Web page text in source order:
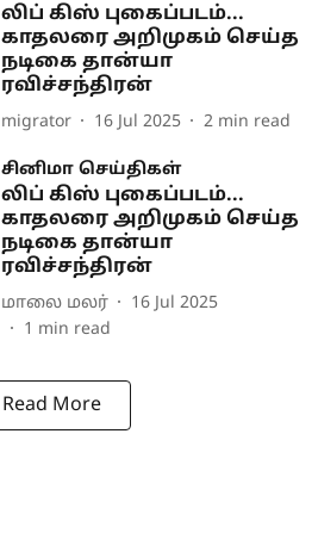
லிப் கிஸ் புகைப்படம்...
காதலரை அறிமுகம் செய்த
நடிகை தான்யா
ரவிச்சந்திரன்
migrator 16 Jul 2025 2 min read
சினிமா செய்திகள்
லிப் கிஸ் புகைப்படம்...
காதலரை அறிமுகம் செய்த
நடிகை தான்யா
ரவிச்சந்திரன்
மாலை மலர்
16 Jul 2025
1 min read
Read More